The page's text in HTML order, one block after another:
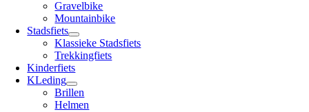
Gravelbike
Mountainbike
Stadsfiets
Klassieke Stadsfiets
Trekkingfiets
Kinderfiets
KLeding
Brillen
Helmen